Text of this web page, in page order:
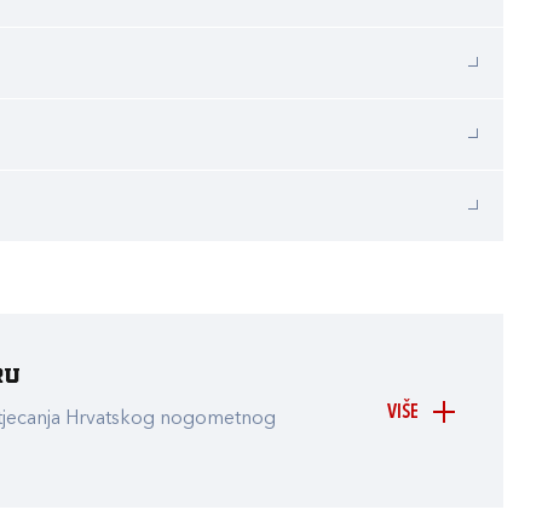
VIŠE
Hrvatskog nogometnog